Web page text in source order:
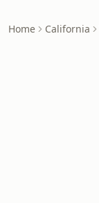
Home California